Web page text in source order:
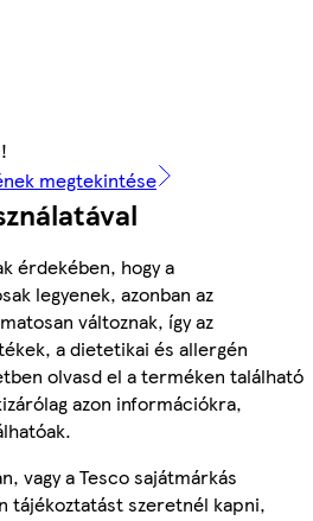
megtekintése
érdekében, hogy a
legyenek, azonban az
változnak, így az
a dietetikai és allergén
olvasd el a terméken található
azon információkra,
vagy a Tesco sajátmárkás
tájékoztatást szeretnél kapni,